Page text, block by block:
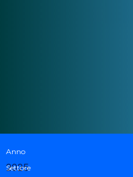
Anno
2025
Settore